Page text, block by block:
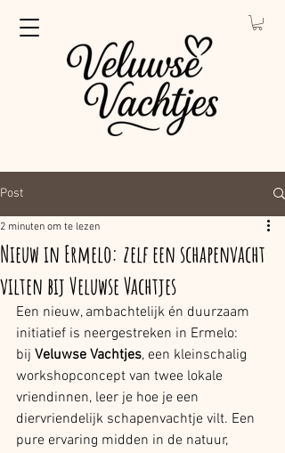
Post
Nieuw in Ermelo: zelf een schapenvacht
vilten bij Veluwse Vachtjes
2 minuten om te lezen
Een nieuw, ambachtelijk én duurzaam
initiatief is neergestreken in Ermelo:
bij Veluwse Vachtjes, een kleinschalig
workshopconcept van twee lokale
vriendinnen, leer je hoe je een
diervriendelijk schapenvachtje vilt. Een
pure ervaring midden in de natuur,